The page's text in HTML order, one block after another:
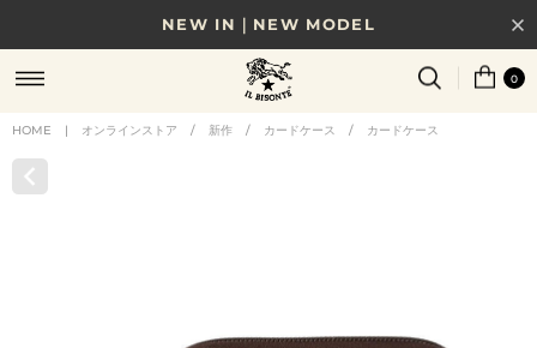
NEW IN｜NEW MODEL
8/17(月)10時まで｜税込11,000円以上で送料無料
贈る相手やシーンから選べる、新しいギフトガイド
0
HOME | オンラインストア / 新作 / カードケース / カードケース